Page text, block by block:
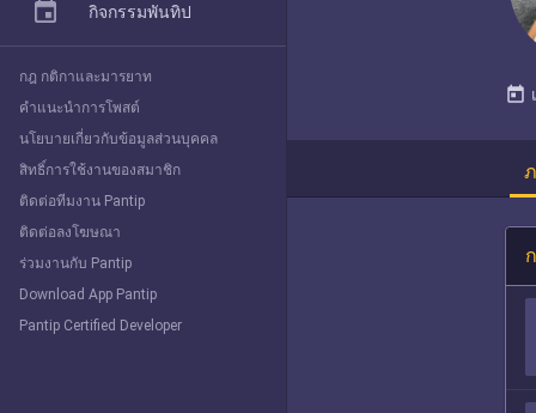
today
Explore
กิจกรรมพันทิป
กฎ กติกาและมารยาท
คำแนะนำการโพสต์
นโยบายเกี่ยวกับข้อมูลส่วนบุคคล
สิทธิ์การใช้งานของสมาชิก
ติดต่อทีมงาน Pantip
ติดต่อลงโฆษณา
ร่วมงานกับ Pantip
Download App Pantip
Pantip Certified Developer